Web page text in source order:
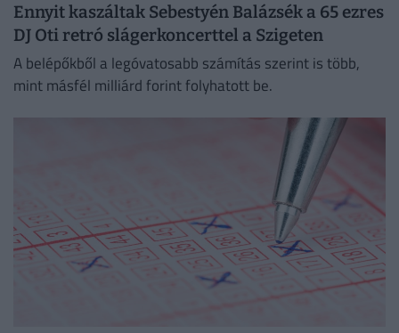
Ennyit kaszáltak Sebestyén Balázsék a 65 ezres
DJ Oti retró slágerkoncerttel a Szigeten
A belépőkből a legóvatosabb számítás szerint is több,
mint másfél milliárd forint folyhatott be.